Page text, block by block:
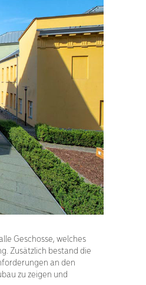
Geschosse, welches
Zusätzlich bestand die
an den
zu zeigen und